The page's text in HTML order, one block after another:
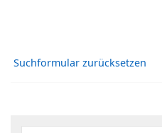
Suchformular zurücksetzen